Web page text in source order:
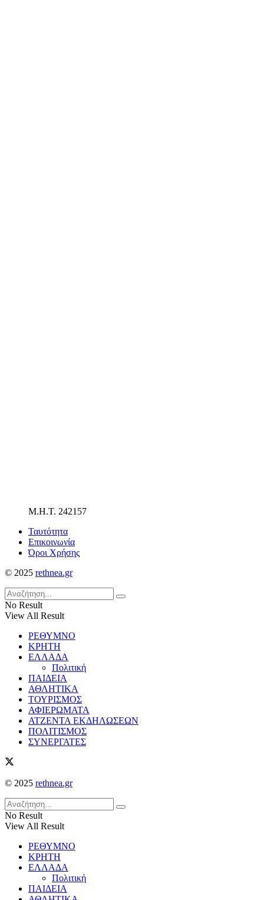
Μ.Η.Τ. 242157
Ταυτότητα
Επικοινωνία
Όροι Χρήσης
© 2025 rethnea.gr
No Result
View All Result
ΡΕΘΥΜΝΟ
ΚΡΗΤΗ
ΕΛΛΑΔΑ
Πολιτική
ΠΑΙΔΕΙΑ
ΑΘΛΗΤΙΚΑ
ΤΟΥΡΙΣΜΟΣ
ΑΦΙΕΡΩΜΑΤΑ
ΑΤΖΕΝΤΑ ΕΚΔΗΛΩΣΕΩΝ
ΠΟΛΙΤΙΣΜΟΣ
ΣΥΝΕΡΓΑΤΕΣ
© 2025 rethnea.gr
No Result
View All Result
ΡΕΘΥΜΝΟ
ΚΡΗΤΗ
ΕΛΛΑΔΑ
Πολιτική
ΠΑΙΔΕΙΑ